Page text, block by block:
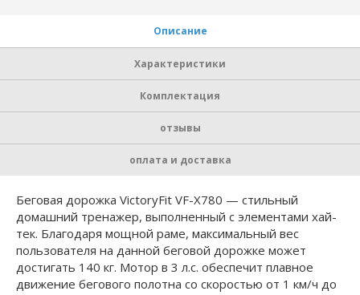
Описание
Характеристики
Комплектация
отзывы
оплата и доставка
Беговая дорожка VictoryFit VF-X780 — стильный
домашний тренажер, выполненный с элементами хай-
тек. Благодаря мощной раме, максимальный вес
пользователя на данной беговой дорожке может
достигать 140 кг. Мотор в 3 л.с. обеспечит плавное
движение бегового полотна со скоростью от 1 км/ч до